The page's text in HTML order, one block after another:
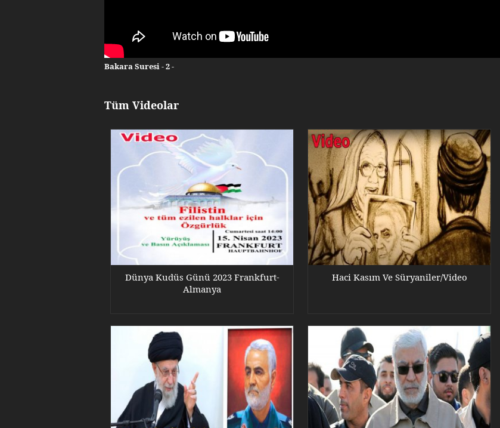
Bakara Suresi - 2 -
Tüm Videolar
Dünya Kudüs Günü 2023 Frankfurt-
Almanya
Haci Kasım Ve Süryaniler/Video